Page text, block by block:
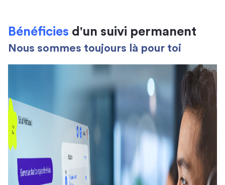
Bénéficies d'un suivi permanent
Nous sommes toujours là pour toi